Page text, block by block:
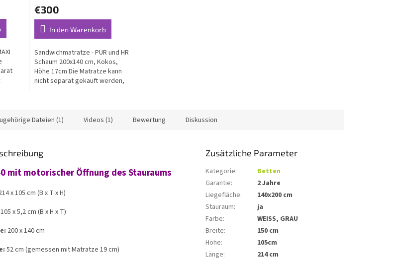
€300
In den Warenkorb
Sandwichmatratze - PUR und HR
Schaum 200x140 cm, Kokos,
Höhe 17cm Die Matratze kann
nicht separat gekauft werden,
Dateien (1) Videos (1) Bewertung Diskussion
mit motorischer Öffnung des Stauraums
x 105 cm (B x T x H)
x 5,2 cm (B x H x T)
200 x 140 cm
52 cm (gemessen mit Matratze 19 cm)
Zusätzliche Parameter
Kategorie:
Betten
Garantie:
2 Jahre
Liegefläche:
140x200 cm
Stauraum:
ja
Farbe:
WEISS, GRAU
Breite:
150 cm
Höhe:
105cm
Länge:
214 cm